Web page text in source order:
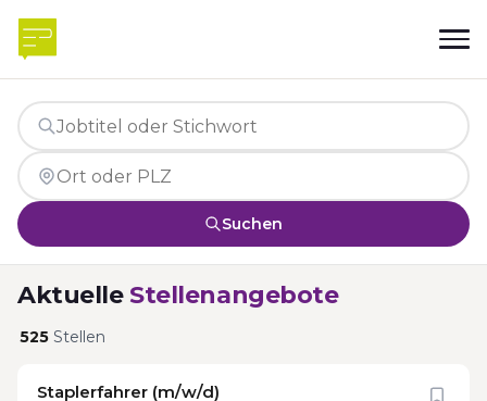
Suchen
Aktuelle Stellenangebote
525 Stellen
Staplerfahrer (m/w/d)